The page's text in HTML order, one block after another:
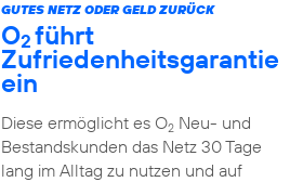
GUTES NETZ ODER GELD ZURÜCK
O2führt
Zufriedenheitsgarantie
ein
Diese ermöglicht es O2Neu- und
Bestandskunden das Netz 30 Tage
lang im Alltag zu nutzen und auf